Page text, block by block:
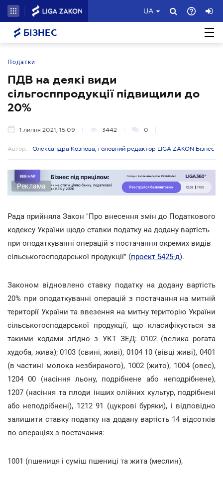
UA
БІЗНЕС
Податки
ПДВ на деякі види
сільгосппродукції підвищили до
20%
1 липня 2021, 15:09 3442 0
Автор: Олександра Кознова, головний редактор LIGA ZAKON Бізнес
Реклама
Рада прийняла Закон "Про внесення змін до Податкового
кодексу України щодо ставки податку на додану вартість
при оподаткуванні операцій з постачання окремих видів
сільськогосподарської продукції" (проект 5425-д).
Законом відновлено ставку податку на додану вартість
20% при оподаткуванні операцій з постачання на митній
території України та ввезення на митну територію України
сільськогосподарської продукції, що класифікується за
такими кодами згідно з УКТ ЗЕД: 0102 (велика рогата
худоба, жива); 0103 (свині, живі), 0104 10 (вівці живі), 0401
(в частині молока незбираного), 1002 (жито), 1004 (овес),
1204 00 (насіння льону, подрiбнене або неподрiбнене),
1207 (насіння та плоди інших олійних культур, подрiбненi
або неподрiбненi), 1212 91 (цукрові буряки), і відповідно
залишити ставку податку на додану вартість 14 відсотків
по операціях з постачання:
1001 (пшениця і суміш пшениці та жита (меслин),